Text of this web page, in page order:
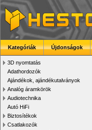
Kategóriák Újdonságok
3D nyomtatás
Adathordozók
Ajándékok, ajándékutalványok
Analóg áramkörök
Audiotechnika
Autó HiFi
Biztosítékok
Csatlakozók